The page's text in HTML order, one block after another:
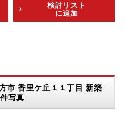
検討リスト
に追加
市 香里ケ丘１１丁目 新築
写真